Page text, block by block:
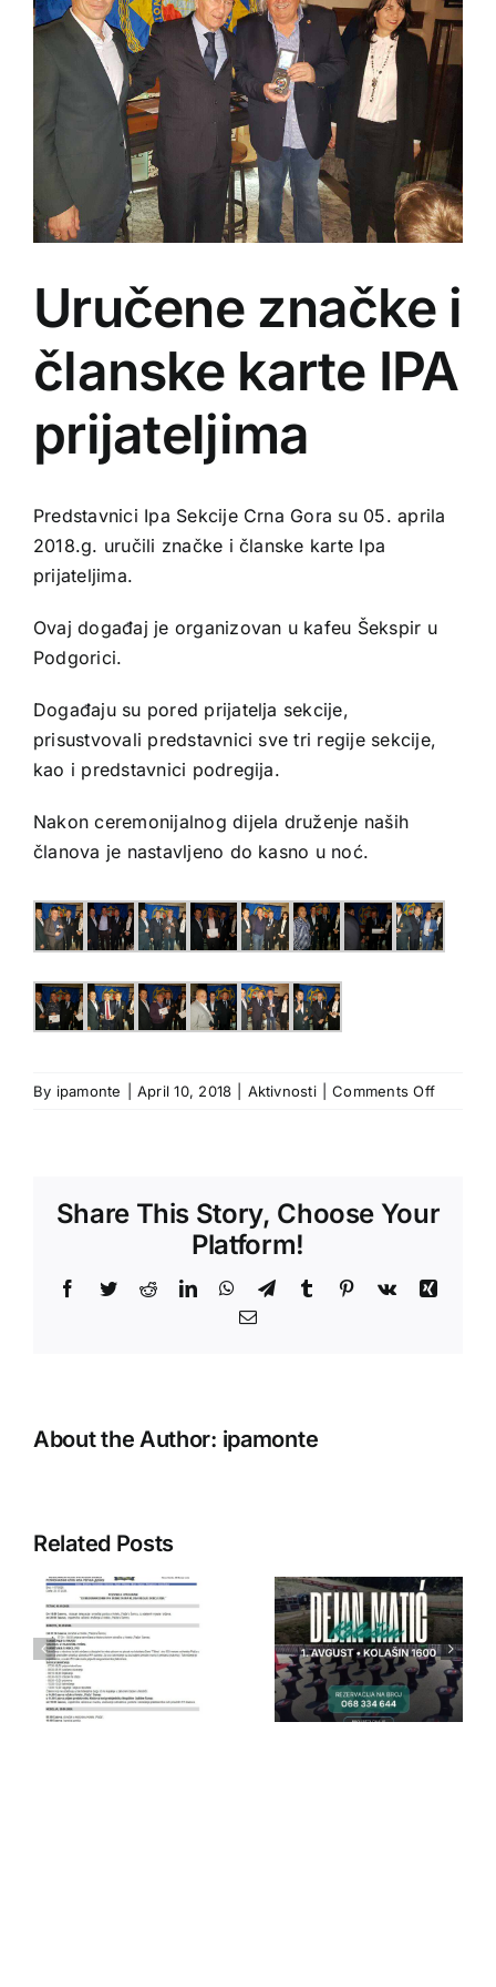
Uručene značke i
članske karte IPA
prijateljima
Predstavnici Ipa Sekcije Crna Gora su 05. aprila
2018.g. uručili značke i članske karte Ipa
prijateljima.
Ovaj događaj je organizovan u kafeu Šekspir u
Podgorici.
Događaju su pored prijatelja sekcije,
prisustvovali predstavnici sve tri regije sekcije,
kao i predstavnici podregija.
Nakon ceremonijalnog dijela druženje naših
članova je nastavljeno do kasno u noć.
By ipamonte April 10, 2018 Aktivnosti Comments Offon
karte
Share This Story, Choose Your
Platform!
Facebook
TwitterRedditLinkedInWhatsApp
TelegramTumblr Pinterest
Vk
Xing
Email
About the Author: ipamonte
Related Posts
IPA Crna
Gora
IPA Crna
Gora